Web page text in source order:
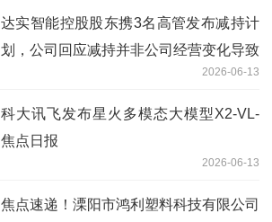
达实智能控股股东携3名高管发布减持计
划，公司回应减持并非公司经营变化导致
2026-06-13
科大讯飞发布星火多模态大模型X2-VL-
焦点日报
2026-06-13
焦点速递！溧阳市鸿利塑料科技有限公司